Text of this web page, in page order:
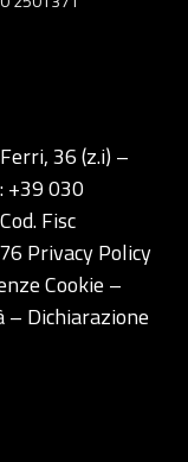
al
complete
36 (z.i) –
+39 030
Fisc
Privacy Policy
Cookie –
– Dichiarazione